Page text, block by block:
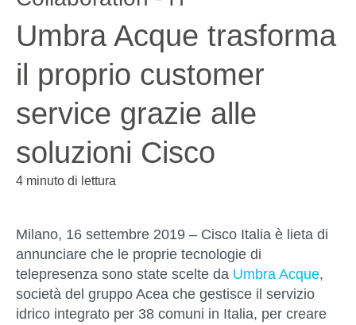
Umbra Acque trasforma
il proprio customer
service grazie alle
soluzioni Cisco
4 minuto di lettura
Milano, 16 settembre 2019 – Cisco Italia è lieta di
annunciare che le proprie tecnologie di
telepresenza sono state scelte da Umbra Acque,
società del gruppo Acea che gestisce il servizio
idrico integrato per 38 comuni in Italia, per creare